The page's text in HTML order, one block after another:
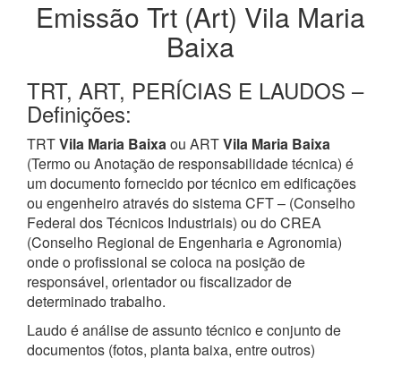
Emissão Trt (Art) Vila Maria
Baixa
TRT, ART, PERÍCIAS E LAUDOS –
Definições:
TRTVila Maria Baixaou ARTVila Maria Baixa
(Termo ou Anotação de responsabilidade técnica) é
um documento fornecido por técnico em edificações
ou engenheiro através do sistema CFT – (Conselho
Federal dos Técnicos Industriais) ou do CREA
(Conselho Regional de Engenharia e Agronomia)
onde o profissional se coloca na posição de
responsável, orientador ou fiscalizador de
determinado trabalho.
Laudo é análise de assunto técnico e conjunto de
documentos (fotos, planta baixa, entre outros)